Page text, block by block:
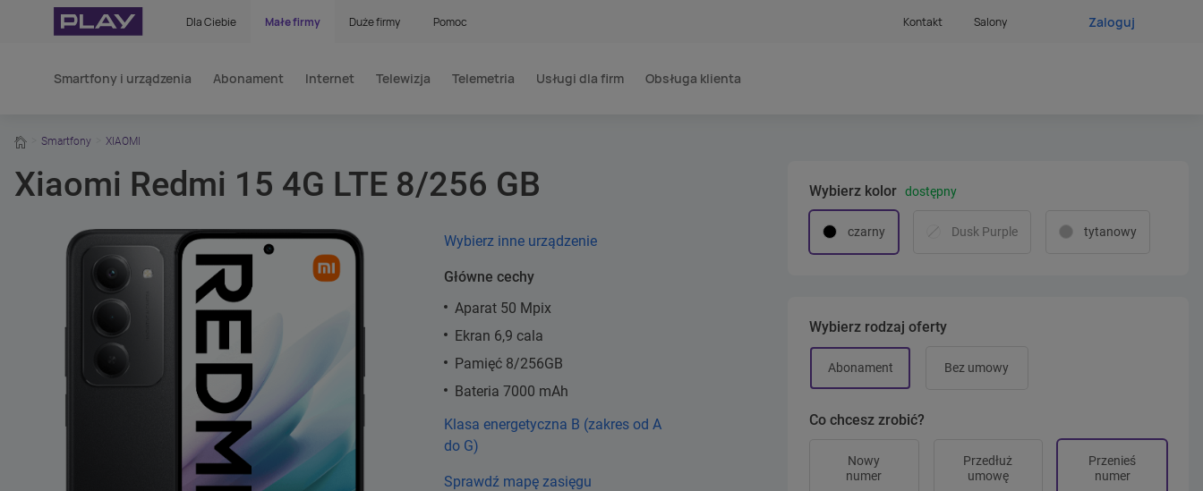
Dla Ciebie Małe firmy Duże firmy Pomoc Kontakt Salony Zaloguj
Smartfony i urządzenia Abonament Internet Telewizja Telemetria Usługi dla firm Obsługa klienta
home
Smartfony XIAOMI
Xiaomi Redmi 15 4G LTE 8/256 GB
Wybierz inne urządzenie
Główne cechy
Aparat 50 Mpix
Ekran 6,9 cala
Pamięć 8/256GB
Bateria 7000 mAh
Klasa energetyczna B (zakres od A
do G)
Sprawdź mapę zasięgu
Wybierz kolor dostępny
czarny Dusk Purple tytanowy
Wybierz rodzaj oferty
Abonament Bez umowy
Co chcesz zrobić?
Nowy
numer
Przedłuż
umowę
Przenieś
numer